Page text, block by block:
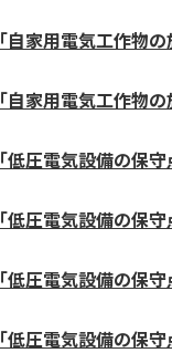
「自家用電気工作物
「自家用電気工作物
「低圧電気設備の保
「低圧電気設備の保
「低圧電気設備の保
「低圧電気設備の保